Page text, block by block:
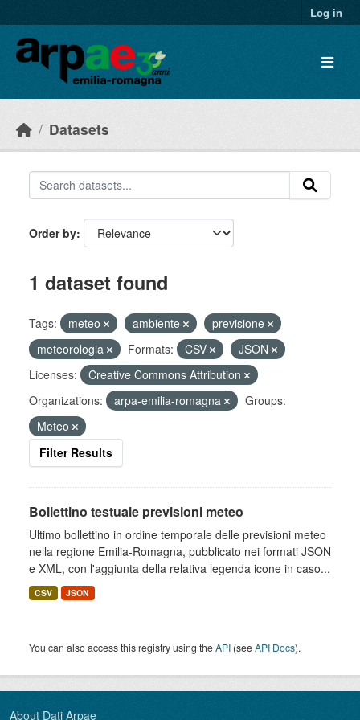
Log in
Datasets
Order by
1 dataset found
Tags: meteo ambiente
previsione
meteorologia
Formats: CSV
JSON
Licenses:
Creative Commons Attribution
Organizations:
arpa-emilia-romagna
Groups:
Meteo
Filter Results
Bollettino testuale previsioni meteo
Ultimo bollettino in ordine temporale delle previsioni meteo
nella regione Emilia-Romagna, pubblicato nei formati JSON
e XML, con l'aggiunta della relativa legenda icone in caso...
CSV JSON
You can also access this registry using theAPI (seeAPI Docs).
About Dati Arpae